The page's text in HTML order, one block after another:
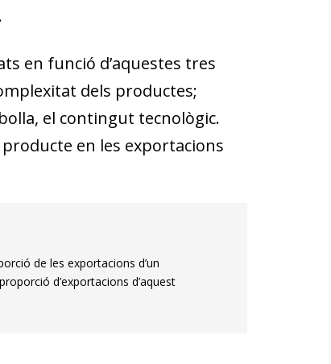
en funció d’aquestes tres
dels productes;
el contingut tecnològic.
en les exportacions
de les exportacions d’un
d’exportacions d’aquest